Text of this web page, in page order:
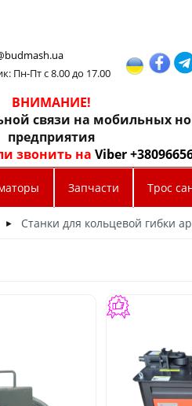
Пн-Пт с 8.00 до 17.00
ВНИМАНИЕ!
связи на мобильных
предприятия
звонить наViber
Запчасти Трос
► Станки для кольцевой гибки